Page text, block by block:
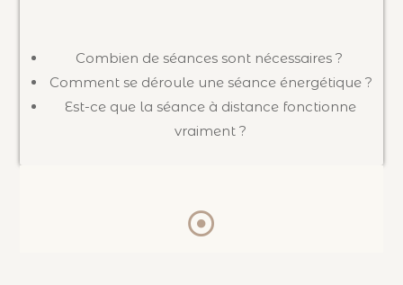
Combien de séances sont nécessaires ?
Comment se déroule une séance énergétique ?
Est-ce que la séance à distance fonctionne
vraiment ?